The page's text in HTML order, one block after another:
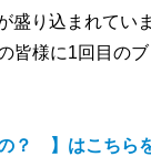
盛り込まれてい
様に1回目の
？ 】はこちら